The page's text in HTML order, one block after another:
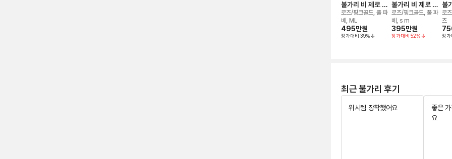
불가리 비 제로 원
브레이슬릿
로즈/핑크골드, 풀 파
베, ML
495만원
정가대비 39%
불가리 비 제로 원
브레이슬릿
로즈/핑크골드, 풀 파
베, s m
395만원
정가대비 52%
불
브
로
즈
정가
최근 불가리 후기
위시템 장착했어요
좋은
요